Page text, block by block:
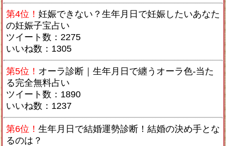
第4位！ 妊娠できない？生年月日で妊娠したいあなた
の妊娠子宝占い
ツイート数：2275
いいね数：1305
第5位！ オーラ診断｜生年月日で纏うオーラ色-当た
る完全無料占い
ツイート数：1890
いいね数：1237
第6位！ 生年月日で結婚運勢診断！結婚の決め手とな
るのは？